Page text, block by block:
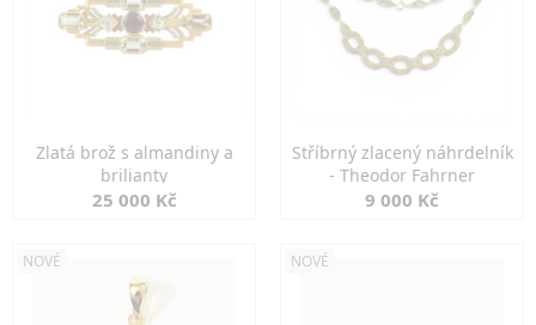
Zlatá brož s almandiny a
brilianty
25 000 Kč
Stříbrný zlacený náhrdelník
- Theodor Fahrner
9 000 Kč
NOVÉ NOVÉ